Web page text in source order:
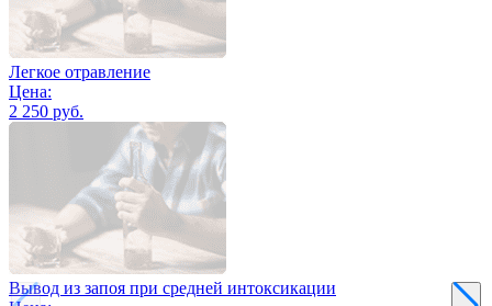
Легкое отравление
Цена:
2 250 руб.
Вывод из запоя при средней интоксикации